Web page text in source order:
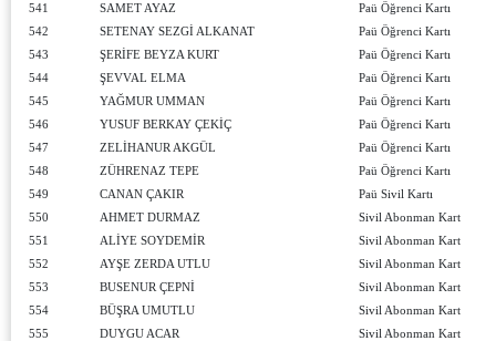
541
SAMET AYAZ
Paü Öğrenci Kartı
542
SETENAY SEZGİ ALKANAT
Paü Öğrenci Kartı
543
ŞERİFE BEYZA KURT
Paü Öğrenci Kartı
544
ŞEVVAL ELMA
Paü Öğrenci Kartı
545
YAĞMUR UMMAN
Paü Öğrenci Kartı
546
YUSUF BERKAY ÇEKİÇ
Paü Öğrenci Kartı
547
ZELİHANUR AKGÜL
Paü Öğrenci Kartı
548
ZÜHRENAZ TEPE
Paü Öğrenci Kartı
549
CANAN ÇAKIR
Paü Sivil Kartı
550
AHMET DURMAZ
Sivil Abonman Kart
551
ALİYE SOYDEMİR
Sivil Abonman Kart
552
AYŞE ZERDA UTLU
Sivil Abonman Kart
553
BUSENUR ÇEPNİ
Sivil Abonman Kart
554
BÜŞRA UMUTLU
Sivil Abonman Kart
555
DUYGU ACAR
Sivil Abonman Kart